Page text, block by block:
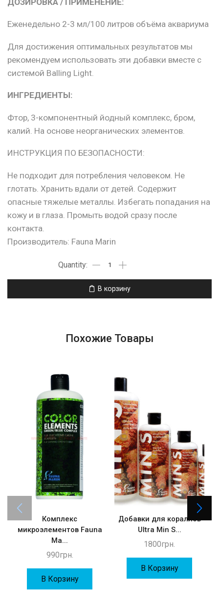
Еженедельно 2-3 мл/100 литров объёма аквариума
Для достижения оптимальных результатов мы
рекомендуем использовать эти добавки вместе с
системой Balling Light.
ИНГРЕДИЕНТЫ:
Фтор, 3-компонентный йодный комплекс, бром,
калий. На основе неорганических элементов.
ИНСТРУКЦИЯ ПО БЕЗОПАСНОСТИ:
Не подходит для потребления человеком. Не
глотать. Хранить вдали от детей. Содержит
опасные тяжелые металлы. Избегать попадания на
кожу и в глаза. Промыть водой сразу после
контакта.
Производитель: Fauna Marin
В корзину
Похожие Товары
Комплекс
микроэлементов Fauna
Ma...
990грн.
В Корзину
Добавки для кораллов
Ultra Min S...
1800грн.
В Корзину